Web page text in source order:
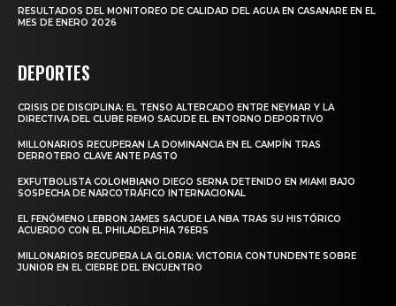
RESULTADOS DEL MONITOREO DE CALIDAD DEL AGUA EN CASANARE EN EL
MES DE ENERO 2026
DEPORTES
CRISIS DE DISCIPLINA: EL TENSO ALTERCADO ENTRE NEYMAR Y LA
DIRECTIVA DEL CLUBE REMO SACUDE EL ENTORNO DEPORTIVO
MILLONARIOS RECUPERAN LA DOMINANCIA EN EL CAMPÍN TRAS
DERROTERO CLAVE ANTE PASTO
EXFUTBOLISTA COLOMBIANO DIEGO SERNA DETENIDO EN MIAMI BAJO
SOSPECHA DE NARCOTRÁFICO INTERNACIONAL
EL FENÓMENO LEBRON JAMES SACUDE LA NBA TRAS SU HISTÓRICO
ACUERDO CON EL PHILADELPHIA 76ERS
MILLONARIOS RECUPERA LA GLORIA: VICTORIA CONTUNDENTE SOBRE
JUNIOR EN EL CIERRE DEL ENCUENTRO